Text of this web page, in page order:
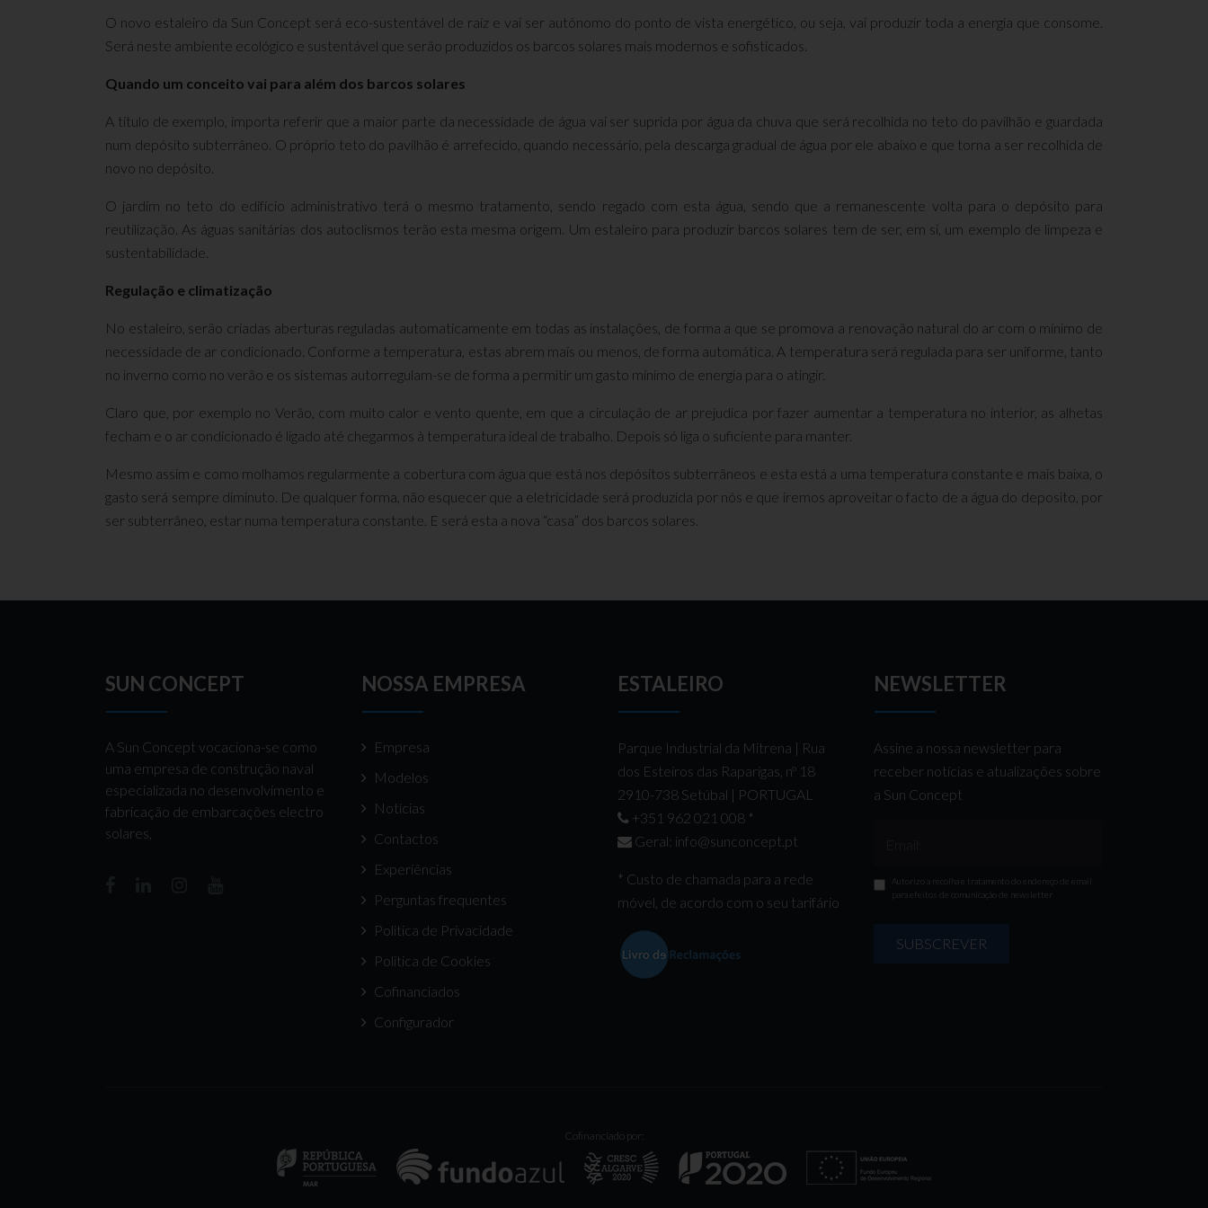
O novo estaleiro da Sun Concept será eco-sustentável de raiz e vai ser autónomo do ponto de vista energético, ou seja, vai produzir toda a energia que consome.
Será neste ambiente ecológico e sustentável que serão produzidos os barcos solares mais modernos e sofisticados.
Quando um conceito vai para além dos barcos solares
A título de exemplo, importa referir que a maior parte da necessidade de água vai ser suprida por água da chuva que será recolhida no teto do pavilhão e guardada
num depósito subterrâneo. O próprio teto do pavilhão é arrefecido, quando necessário, pela descarga gradual de água por ele abaixo e que torna a ser recolhida de
novo no depósito.
O jardim no teto do edifício administrativo terá o mesmo tratamento, sendo regado com esta água, sendo que a remanescente volta para o depósito para
reutilização. As águas sanitárias dos autoclismos terão esta mesma origem. Um estaleiro para produzir barcos solares tem de ser, em si, um exemplo de limpeza e
sustentabilidade.
Regulação e climatização
No estaleiro, serão criadas aberturas reguladas automaticamente em todas as instalações, de forma a que se promova a renovação natural do ar com o mínimo de
necessidade de ar condicionado. Conforme a temperatura, estas abrem mais ou menos, de forma automática. A temperatura será regulada para ser uniforme, tanto
no inverno como no verão e os sistemas autorregulam-se de forma a permitir um gasto mínimo de energia para o atingir.
Claro que, por exemplo no Verão, com muito calor e vento quente, em que a circulação de ar prejudica por fazer aumentar a temperatura no interior, as alhetas
fecham e o ar condicionado é ligado até chegarmos à temperatura ideal de trabalho. Depois só liga o suficiente para manter.
Mesmo assim e como molhamos regularmente a cobertura com água que está nos depósitos subterrâneos e esta está a uma temperatura constante e mais baixa, o
gasto será sempre diminuto. De qualquer forma, não esquecer que a eletricidade será produzida por nós e que iremos aproveitar o facto de a água do deposito, por
ser subterrâneo, estar numa temperatura constante. E será esta a nova “casa” dos barcos solares.
SUN CONCEPT
A Sun Concept vocaciona-se como
uma empresa de construção naval
especializada no desenvolvimento e
fabricação de embarcações electro
solares,
NOSSA EMPRESA
Empresa
Modelos
Notícias
Contactos
Experiências
Perguntas frequentes
Politica de Privacidade
Politica de Cookies
Cofinanciados
Configurador
ESTALEIRO
Parque Industrial da Mitrena | Rua
dos Esteiros das Raparigas, nº 18
2910-738 Setúbal | PORTUGAL
+351 962 021 008 *
Geral: info@sunconcept.pt
* Custo de chamada para a rede
móvel, de acordo com o seu tarifário
NEWSLETTER
Assine a nossa newsletter para
receber notícias e atualizações sobre
a Sun Concept
Autorizo a recolha e tratamento do endereço de email
para efeitos de comunicação de newsletter
SUBSCREVER
Cofinanciado por: